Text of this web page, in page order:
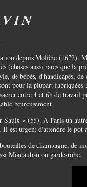
depuis Molière
aussi rares que la
de bébés, d'handicapés,
pour la plupart
entre 4 et 6h de travail
heureusement.
» (55). A Paris un
Il est urgent d'attendre le pot
de champagne, de
Montauban ou garde-robe.